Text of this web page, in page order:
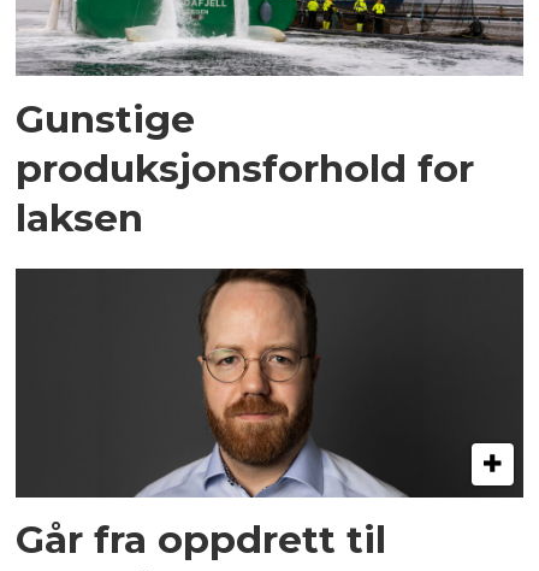
Gunstige
produksjonsforhold for
laksen
Går fra oppdrett til